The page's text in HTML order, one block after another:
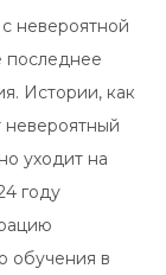
невероятной
последнее
Истории, как
невероятный
уходит на
году
обучения в